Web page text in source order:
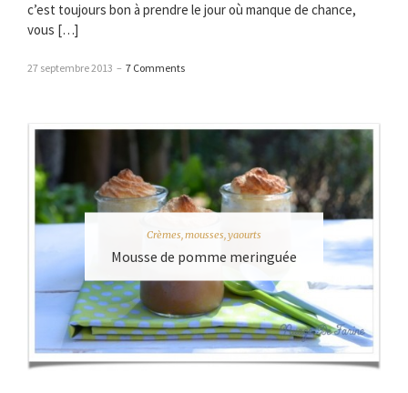
c’est toujours bon à prendre le jour où manque de chance,
vous […]
27 septembre 2013 – 7 Comments
Crèmes, mousses, yaourts
Mousse de pomme meringuée